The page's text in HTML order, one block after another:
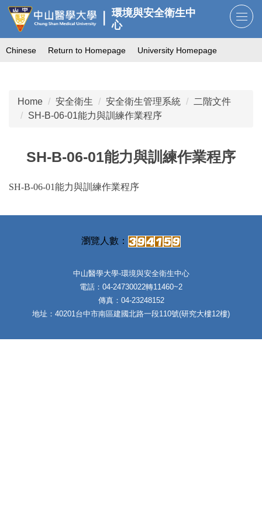
Jump
the
main
環境與安全衛生中
心
Chinese Return to Homepage University Homepage
Home 安全衛生 安全衛生管理系統
二階文件
SH-B-06-01能力與訓練作業程序
SH-B-06-01能力與訓練作業程序
SH-B-06-01能力與訓練作業程序
中山醫學大學-環境與安全衛生中心
電話：04-24730022轉11460~2
傳真：04-23248152
地址：40201台中市南區建國北路一段110號(研究大樓12樓)